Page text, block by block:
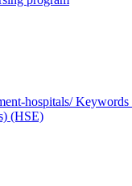
hospitals/
(HSE)